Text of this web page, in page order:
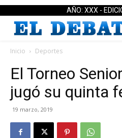
AÑO: XXX -
Inicio Deportes
El Torneo
jugó su quinta
19 marzo, 2019